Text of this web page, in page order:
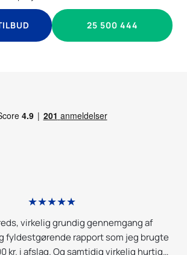
25 500 444
★★★★★
virkelig grundig gennemgang af
fyldestgørende rapport som jeg brugte
kr. i afslag. Og samtidig virkelig hurtig